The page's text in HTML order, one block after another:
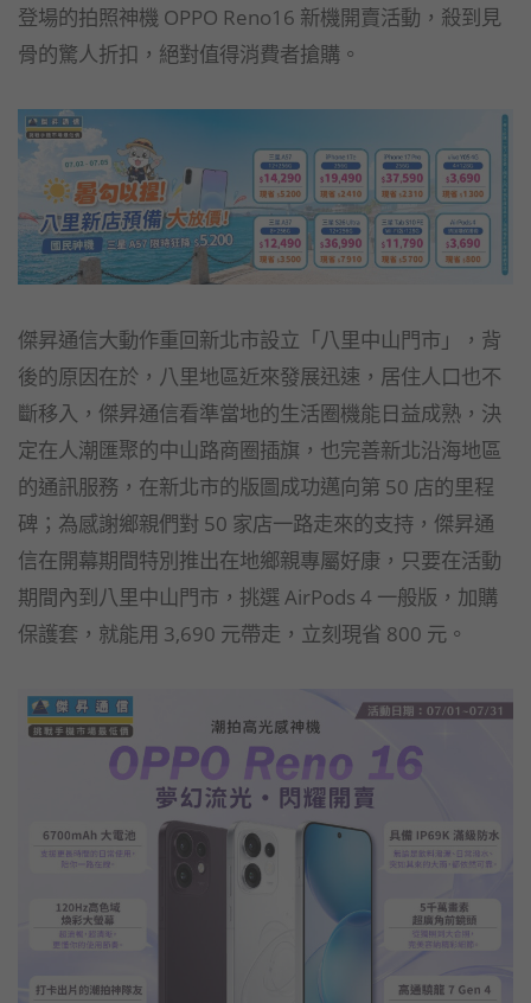
登場的拍照神機 OPPO Reno16 新機開賣活動，殺到見
骨的驚人折扣，絕對值得消費者搶購。
傑昇通信大動作重回新北市設立「八里中山門市」，背
後的原因在於，八里地區近來發展迅速，居住人口也不
斷移入，傑昇通信看準當地的生活圈機能日益成熟，決
定在人潮匯聚的中山路商圈插旗，也完善新北沿海地區
的通訊服務，在新北市的版圖成功邁向第 50 店的里程
碑；為感謝鄉親們對 50 家店一路走來的支持，傑昇通
信在開幕期間特別推出在地鄉親專屬好康，只要在活動
期間內到八里中山門市，挑選 AirPods 4 一般版，加購
保護套，就能用 3,690 元帶走，立刻現省 800 元。